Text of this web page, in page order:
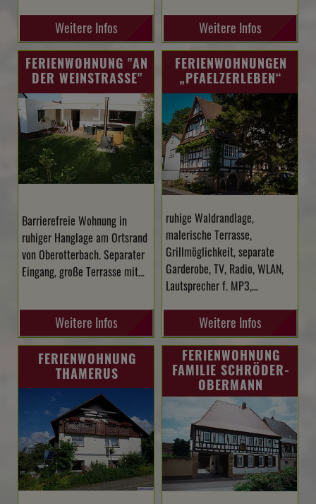
Weitere Infos Weitere Infos
FERIENWOHNUNG "AN
DER WEINSTRASSE"
Barrierefreie Wohnung in
ruhiger Hanglage am Ortsrand
von Oberotterbach. Separater
Eingang, große Terrasse mit…
Weitere Infos
FERIENWOHNUNGEN
„PFAELZERLEBEN“
ruhige Waldrandlage,
malerische Terrasse,
Grillmöglichkeit, separate
Garderobe, TV, Radio, WLAN,
Lautsprecher f. MP3,…
Weitere Infos
FERIENWOHNUNG
THAMERUS
FERIENWOHNUNG
FAMILIE SCHRÖDER-
OBERMANN